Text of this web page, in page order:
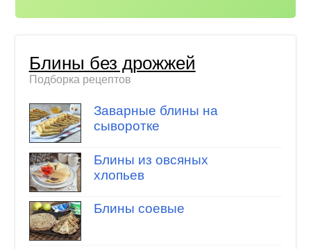
Блины без дрожжей
Подборка рецептов
Заварные блины на
сыворотке
Блины из овсяных
хлопьев
Блины соевые